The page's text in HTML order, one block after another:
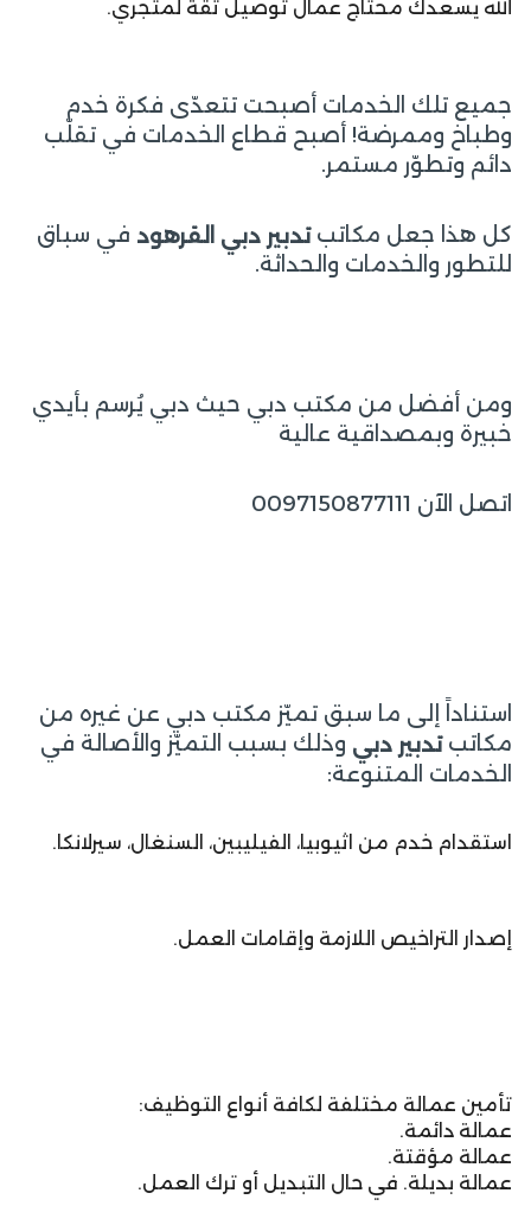
الله يسعدك محتاج عمال توصيل ثقة لمتجري.
جميع تلك الخدمات أصبحت تتعدّى فكرة خدم
وطباخ وممرضة! أصبح قطاع الخدمات في تقلّب
دائم وتطوّر مستمر.
كل هذا جعل مكاتبتدبير دبي القرهود في سباق
للتطور والخدمات والحداثة.
ومن أفضل من مكتب دبي حيث دبي يُرسم بأيدي
خبيرة وبمصداقية عالية
اتصل الآن 0097150877111
استناداً إلى ما سبق تميّز مكتب دبي عن غيره من
مكاتبتدبير دبي وذلك بسبب التميّز والأصالة في
الخدمات المتنوعة:
استقدام خدم من اثيوبيا، الفيليبين، السنغال، سيرلانكا.
إصدار التراخيص اللازمة وإقامات العمل.
تأمين عمالة مختلفة لكافة أنواع التوظيف:
عمالة دائمة.
عمالة مؤقتة.
عمالة بديلة. في حال التبديل أو ترك العمل.